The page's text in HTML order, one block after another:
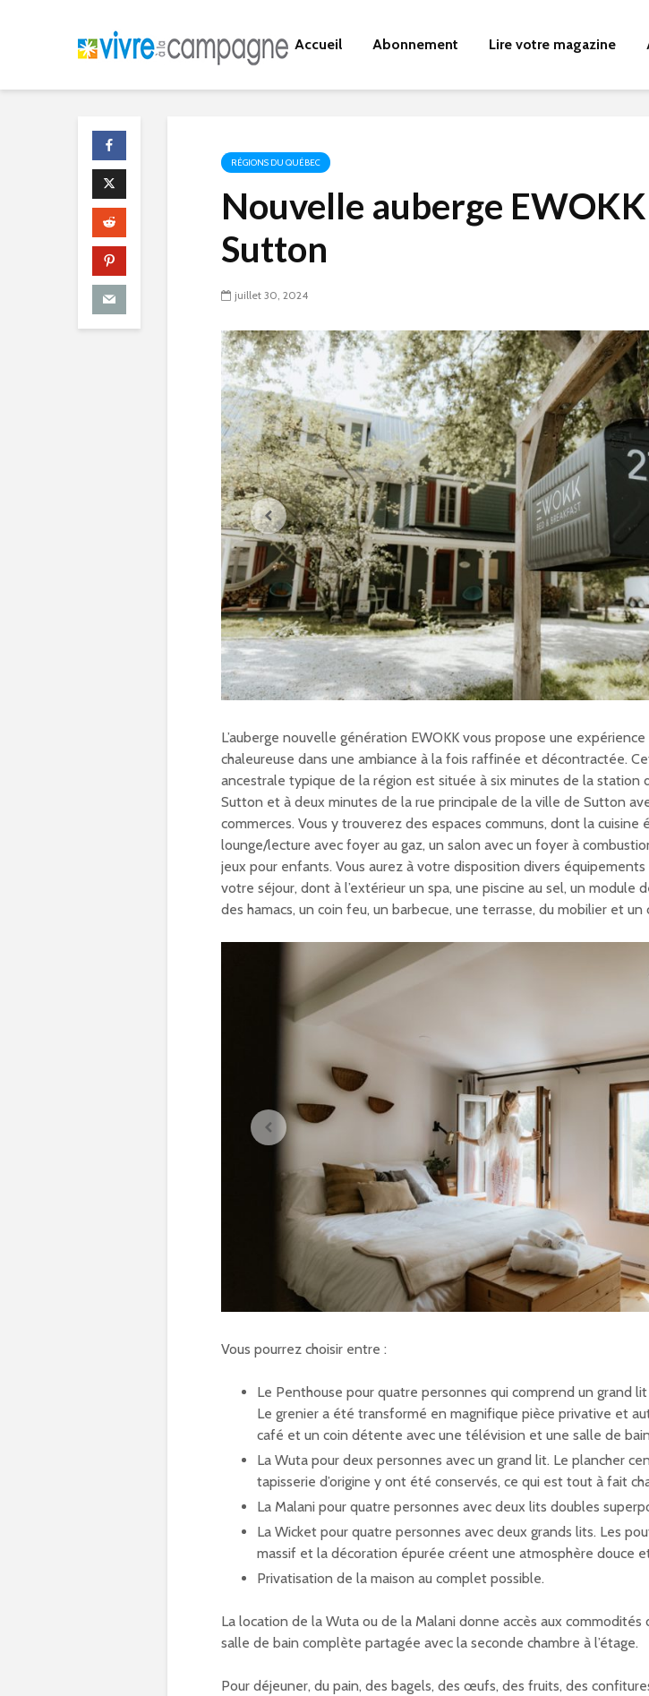
Accueil Abonnement Lire votre magazine
RÉGIONS DU QUÉBEC
Nouvelle auberge
Sutton
juillet 30, 2024
L’auberge nouvelle génération EWOKK vous propose une
chaleureuse dans une ambiance à la fois raffinée et décontractée.
ancestrale typique de la région est située à six minutes de la station
Sutton et à deux minutes de la rue principale de la ville de Sutton
commerces. Vous y trouverez des espaces communs, dont la cuisine
lounge/lecture avec foyer au gaz, un salon avec un foyer à
jeux pour enfants. Vous aurez à votre disposition divers
votre séjour, dont à l’extérieur un spa, une piscine au sel, un module
des hamacs, un coin feu, un barbecue, une terrasse, du mobilier et
Vous pourrez choisir entre :
Le Penthouse pour quatre personnes qui comprend un grand
Le grenier a été transformé en magnifique pièce privative et
café et un coin détente avec une télévision et une salle de
La Wuta pour deux personnes avec un grand lit. Le plancher
tapisserie d’origine y ont été conservés, ce qui est tout à fait
La Malani pour quatre personnes avec deux lits doubles
La Wicket pour quatre personnes avec deux grands lits. Les
massif et la décoration épurée créent une atmosphère douce
Privatisation de la maison au complet possible.
La location de la Wuta ou de la Malani donne accès aux commodités
salle de bain complète partagée avec la seconde chambre à l’étage.
Pour déjeuner, du pain, des bagels, des œufs, des fruits, des